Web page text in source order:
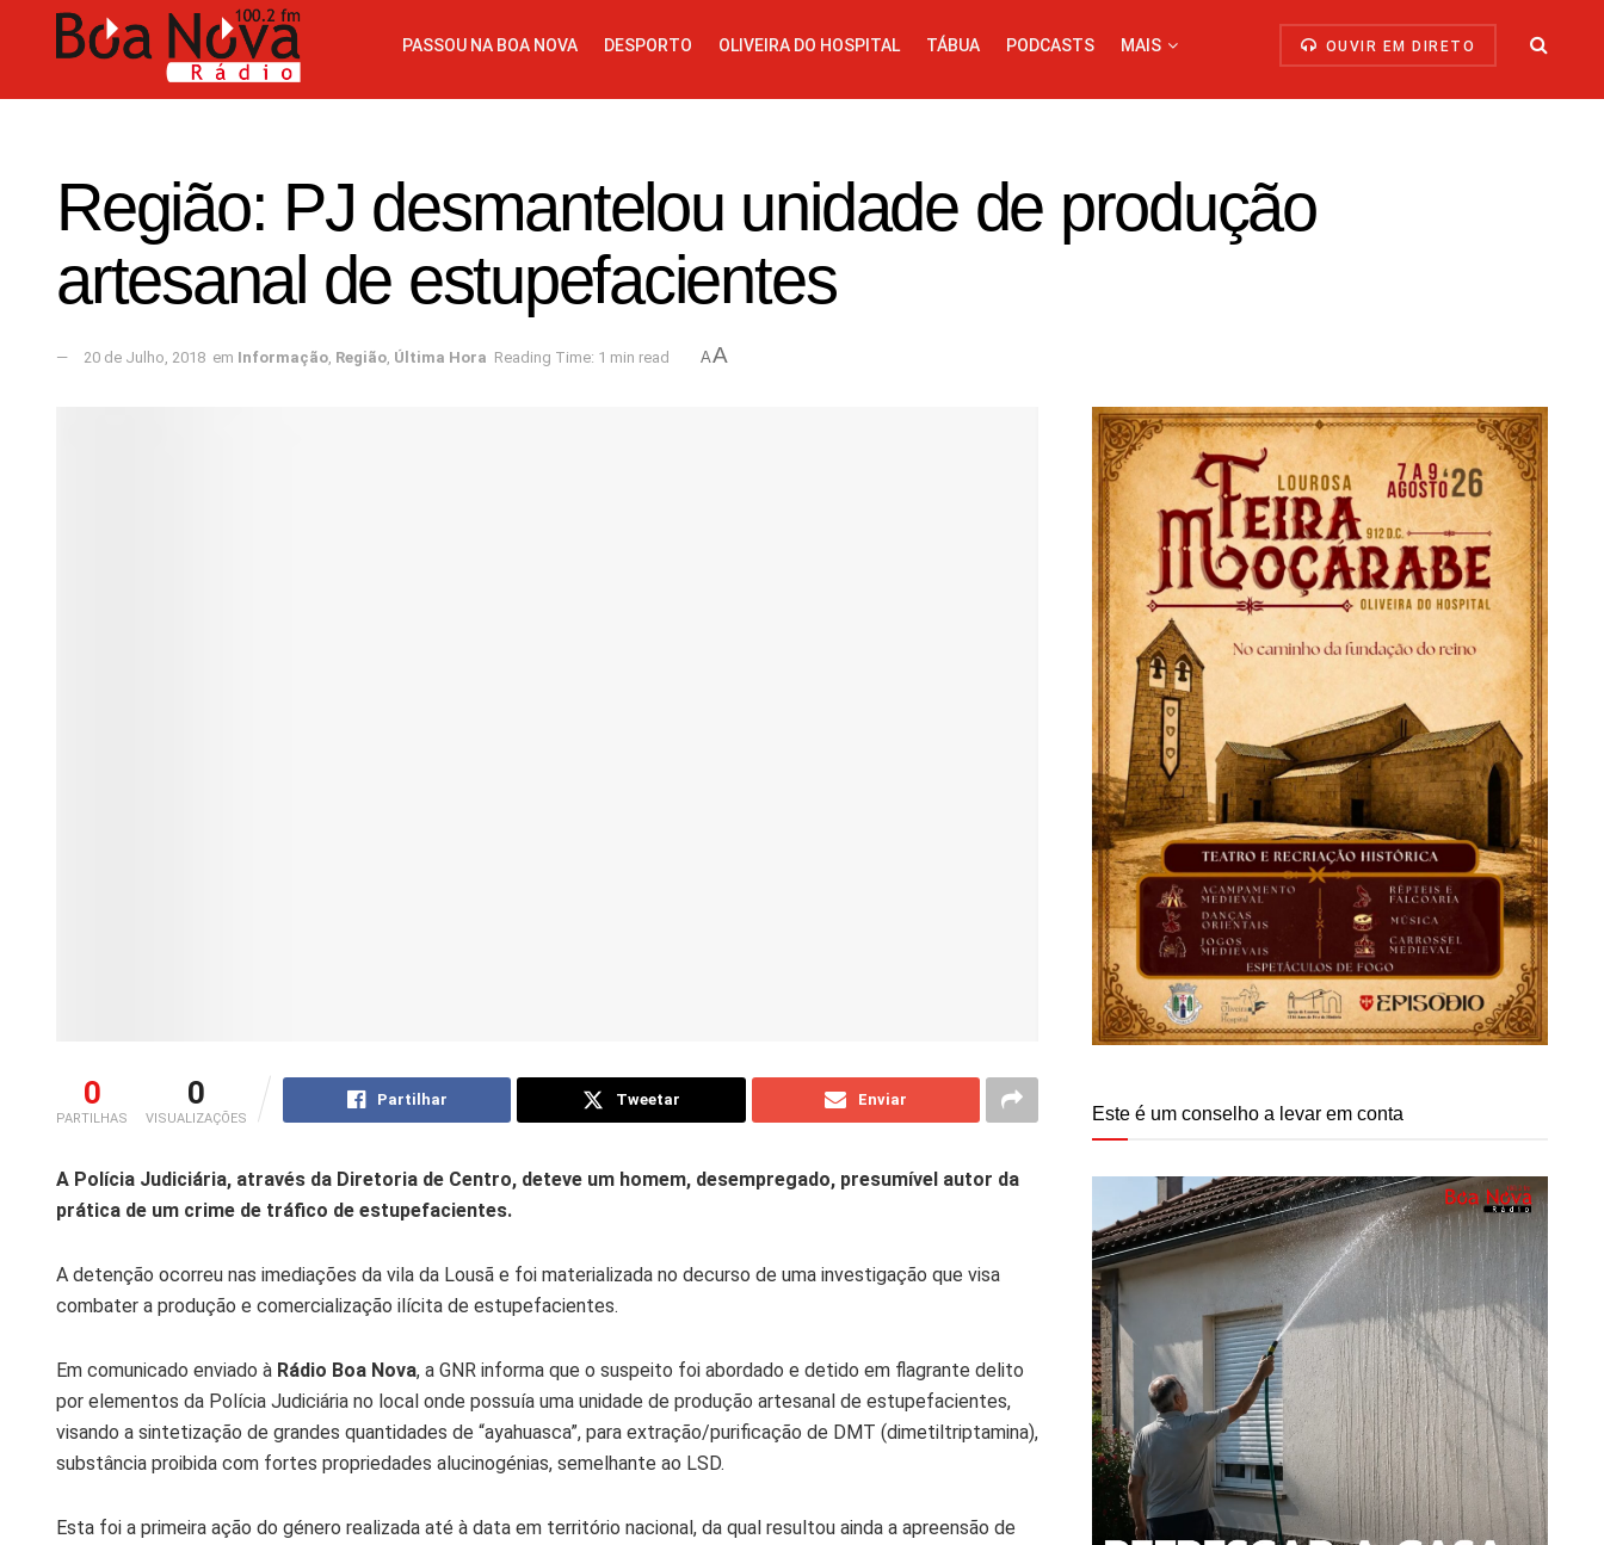
PASSOU NA BOA NOVA DESPORTO OLIVEIRA DO HOSPITAL TÁBUA PODCASTS MAIS OUVIR EM DIRETO
Região: PJ desmantelou unidade de produção
artesanal de estupefacientes
20 de Julho, 2018 em Informação, Região, Última Hora Reading Time: 1 min read AA
0
PARTILHAS
0
VISUALIZAÇÕES
Partilhar Tweetar Enviar
A Polícia Judiciária, através da Diretoria de Centro, deteve um homem, desempregado, presumível autor da
prática de um crime de tráfico de estupefacientes.
A detenção ocorreu nas imediações da vila da Lousã e foi materializada no decurso de uma investigação que visa
combater a produção e comercialização ilícita de estupefacientes.
Em comunicado enviado à Rádio Boa Nova, a GNR informa que o suspeito foi abordado e detido em flagrante delito
por elementos da Polícia Judiciária no local onde possuía uma unidade de produção artesanal de estupefacientes,
visando a sintetização de grandes quantidades de “ayahuasca”, para extração/purificação de DMT (dimetiltriptamina),
substância proibida com fortes propriedades alucinogénias, semelhante ao LSD.
Esta foi a primeira ação do género realizada até à data em território nacional, da qual resultou ainda a apreensão de
Este é um conselho a levar em conta